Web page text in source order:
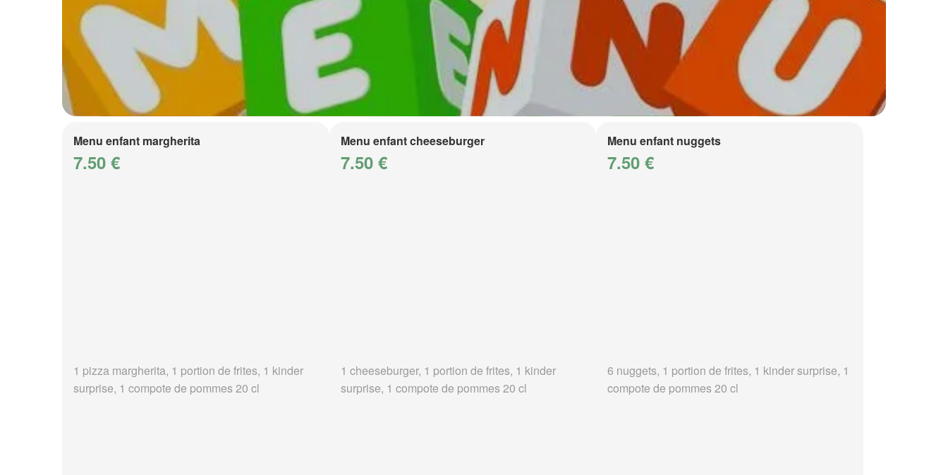
Menu enfant margherita
7.50 €
1 pizza margherita, 1 portion de frites, 1 kinder
surprise, 1 compote de pommes 20 cl
Menu enfant cheeseburger
7.50 €
1 cheeseburger, 1 portion de frites, 1 kinder
surprise, 1 compote de pommes 20 cl
Menu enfant nuggets
7.50 €
6 nuggets, 1 portion de frites, 1 kinder surprise, 1
compote de pommes 20 cl